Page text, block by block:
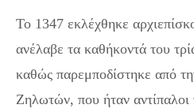
Το 1347 εκλέχθηκε
ανέλαβε τα καθήκοντά του
καθώς παρεμποδίστηκε από
Ζηλωτών, που ήταν